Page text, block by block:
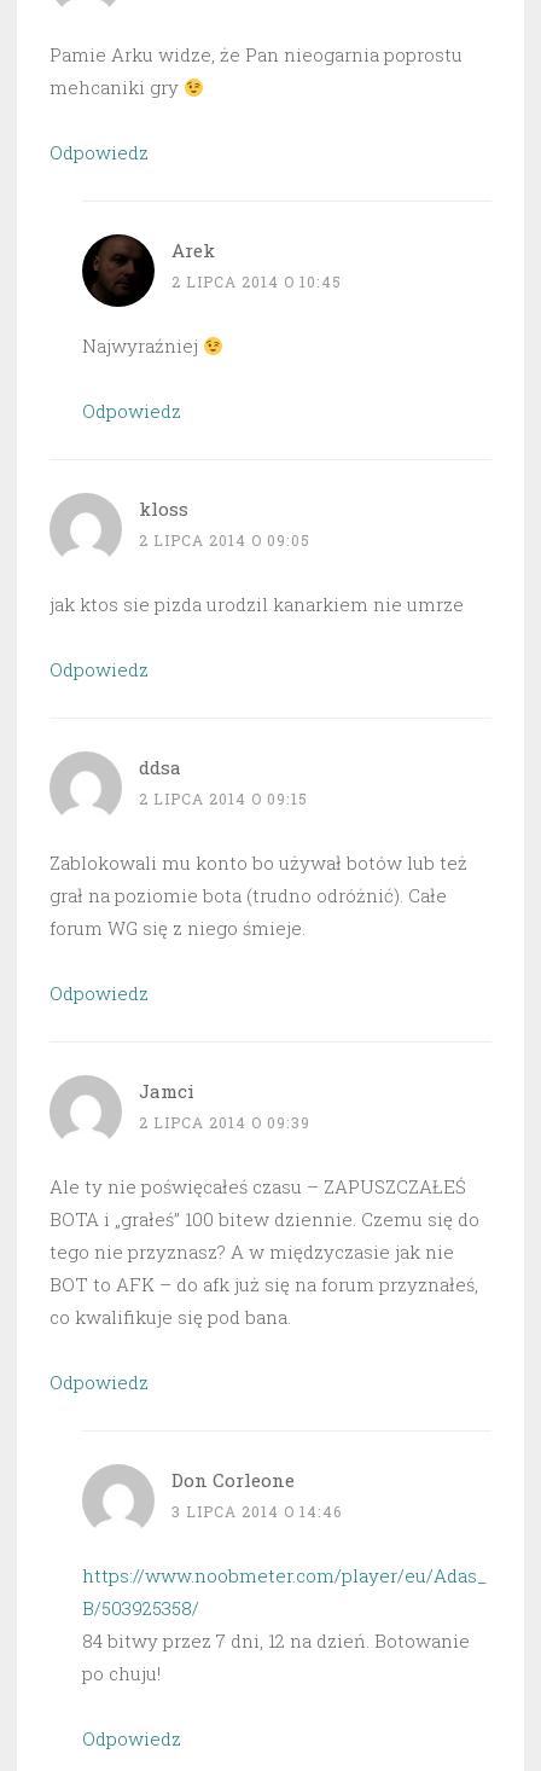
Pamie Arku widze, że Pan nieogarnia poprostu
mehcaniki gry
Odpowiedz
Arek
2 LIPCA 2014 O 10:45
Najwyraźniej
Odpowiedz
kloss
2 LIPCA 2014 O 09:05
jak ktos sie pizda urodzil kanarkiem nie umrze
Odpowiedz
ddsa
2 LIPCA 2014 O 09:15
Zablokowali mu konto bo używał botów lub też
grał na poziomie bota (trudno odróżnić). Całe
forum WG się z niego śmieje.
Odpowiedz
Jamci
2 LIPCA 2014 O 09:39
Ale ty nie poświęcałeś czasu – ZAPUSZCZAŁEŚ
BOTA i „grałeś” 100 bitew dziennie. Czemu się do
tego nie przyznasz? A w międzyczasie jak nie
BOT to AFK – do afk już się na forum przyznałeś,
co kwalifikuje się pod bana.
Odpowiedz
Don Corleone
3 LIPCA 2014 O 14:46
https://www.noobmeter.com/player/eu/Adas_
B/503925358/
84 bitwy przez 7 dni, 12 na dzień. Botowanie
po chuju!
Odpowiedz